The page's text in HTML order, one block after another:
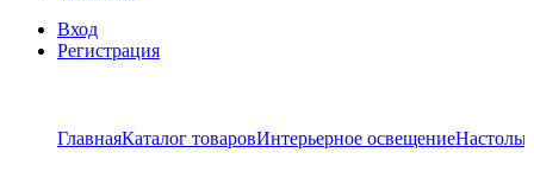
Вход
Регистрация
ГлавнаяКаталог товаровИнтерьерное освещение